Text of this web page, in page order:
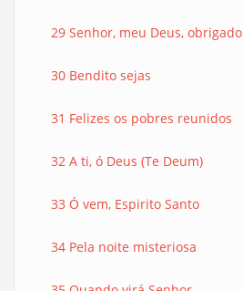
29 Senhor, meu Deus, obrigado
30 Bendito sejas
31 Felizes os pobres reunidos
32 A ti, ó Deus (Te Deum)
33 Ó vem, Espirito Santo
34 Pela noite misteriosa